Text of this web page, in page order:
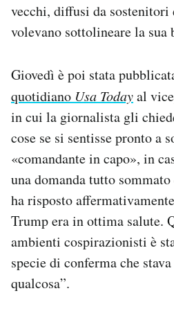
vecchi, diffusi da sostenitori
volevano sottolineare la sua
Giovedì è poi stata
quotidiano Usa Todayal
in cui la giornalista gli
cose se si sentisse pronto a
«comandante in capo», in
una domanda tutto
ha risposto
Trump era in ottima salute.
ambienti cospirazionisti è
specie di conferma che
qualcosa”.